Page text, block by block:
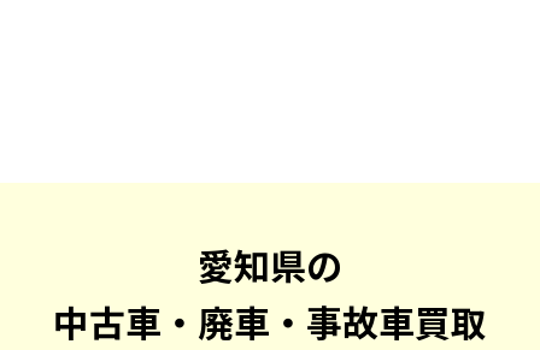
愛知県の
中古車・廃車・事故車買取